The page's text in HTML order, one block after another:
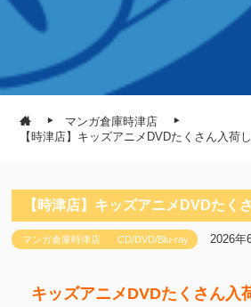
マンガ倉庫時津店
【時津店】キッズアニメDVDたくさん入荷
【時津店】キッズアニメDVDたく
マンガ倉庫時津店 CD/DVD/Blu-ray 2026年
キッズアニメDVDたくさん入